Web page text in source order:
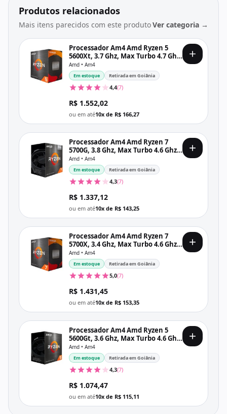
Produtos relacionados
Mais itens parecidos com este produtoVer categoria →
Processador Am4 Amd Ryzen 5
5600Xt, 3.7 Ghz, Max Turbo 4.7 Ghz,
035 Mb Cache, Sem Vídeo
Integrado, Com Cooler
Amd • Am4
Em estoque Retirada em Goiânia
4,4(7)
R$ 1.552,02
ou em até10x de R$ 166,27
Processador Am4 Amd Ryzen 7
5700G, 3.8 Ghz, Max Turbo 4.6 Ghz,
016 Mb Cache, Com Vídeo
Integrado, Com Cooler
Amd • Am4
Em estoque Retirada em Goiânia
4,3(7)
R$ 1.337,12
ou em até10x de R$ 143,25
Processador Am4 Amd Ryzen 7
5700X, 3.4 Ghz, Max Turbo 4.6 Ghz,
032 Mb Cache, Sem Vídeo
Integrado, Sem Cooler
Amd • Am4
Em estoque Retirada em Goiânia
5,0(7)
R$ 1.431,45
ou em até10x de R$ 153,35
Processador Am4 Amd Ryzen 5
5600Gt, 3.6 Ghz, Max Turbo 4.6 Ghz,
019 Mb Cache, Com Vídeo
Integrado, Com Cooler
Amd • Am4
Em estoque Retirada em Goiânia
4,3(7)
R$ 1.074,47
ou em até10x de R$ 115,11